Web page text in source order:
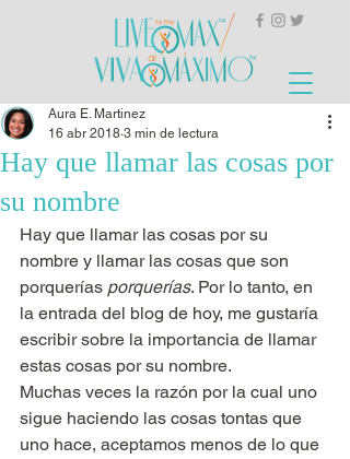
Hay que llamar las cosas por
su nombre
Aura E. Martinez
16 abr 2018 3 min de lectura
Hay que llamar las cosas por su
nombre y llamar las cosas que son
porquerías porquerías. Por lo tanto, en
la entrada del blog de hoy, me gustaría
escribir sobre la importancia de llamar
estas cosas por su nombre.
Muchas veces la razón por la cual uno
sigue haciendo las cosas tontas que
uno hace, aceptamos menos de lo que